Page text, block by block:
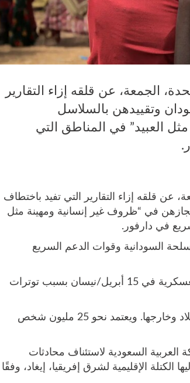
الجمعة، عن قلقه إزاء التقارير
وتقييدهن بالسلاسل
العبيد” في المناطق التي
عن قلقه إزاء التقارير التي تفيد باختطاف
في “ظروف غير إنسانية ومهينة مثل
في دارفور.
السودانية وقوات الدعم السريع
واندلع القتال بين الجيش وقوات الدعم السريع شبه العسكرية في 15 أبريل/نيسان بسبب توترات
ولقي الآلاف حتفهم ونزح أكثر من 5.7 مليون داخل البلاد وخارجها. ويعتمد نحو 25 مليون شخص
العربية السعودية لاستئناف محادثات
الكتلة الإقليمية لشرق إفريقيا، إيغاد، وفقًا